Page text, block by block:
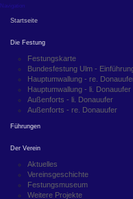
Navigation
Startseite
Die Festung
Festungskarte
Bundesfestung Ulm -
Hauptumwallung - re.
Hauptumwallung - li. Donauufer
Außenforts - li. Donauufer
Außenforts - re. Donauufer
Führungen
Der Verein
Aktuelles
Vereinsgeschichte
Festungsmuseum
Weitere Projekte